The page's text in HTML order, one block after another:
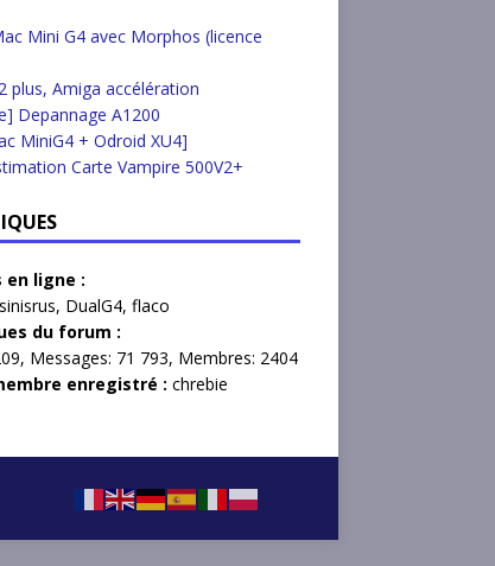
Mini G4 avec Morphos (licence
plus, Amiga accélération
Depannage A1200
MiniG4 + Odroid XU4]
Carte Vampire 500V2+
en ligne :
sinisrus, DualG4, flaco
du forum :
Messages: 71 793, Membres: 2404
enregistré : chrebie